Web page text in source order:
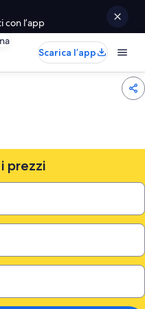
con l’app
Scarica l’app
prezzi